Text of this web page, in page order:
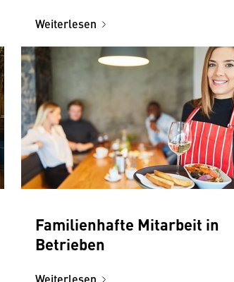
Weiterlesen
Familienhafte Mitarbeit in
Betrieben